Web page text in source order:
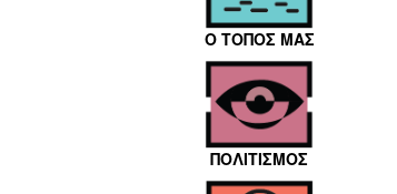
Ο ΤΟΠΟΣ ΜΑΣ
ΠΟΛΙΤΙΣΜΟΣ